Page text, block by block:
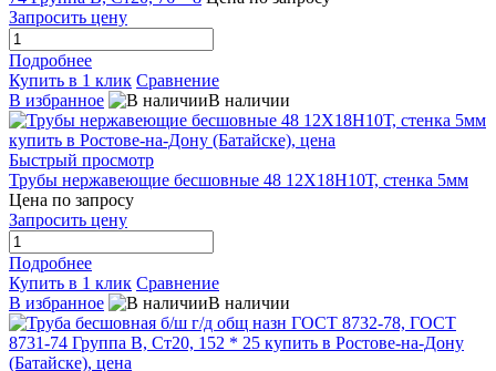
Запросить цену
Подробнее
Купить в 1 клик Сравнение
В избранное
В наличии
Быстрый просмотр
Трубы нержавеющие бесшовные 48 12Х18Н10Т, стенка 5мм
Цена по запросу
Запросить цену
Подробнее
Купить в 1 клик Сравнение
В избранное
В наличии